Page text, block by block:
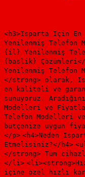
<h3>Isparta İçin
Yenilenmiş
{il} Yenilenmiş
{baslik} Çözümleri</
Yenilenmiş
</strong> olarak,
en kaliteli ve
sunuyoruz.
Modelleri ve
Telefon Modelleri
bütçenize uygun
</p> <h4>Neden
Etmelisiniz?</h4>
</strong> Tüm
</li>
içine özel hızlı